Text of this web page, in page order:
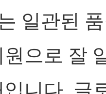
일관된
으로 잘